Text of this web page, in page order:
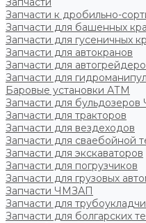
Запчасти к дробильно-
Запчасти для башенных
Запчасти для гусеничных
Запчасти для автокранов
Запчасти для
Запчасти для
Баровые установки АТМ
Запчасти для бульдозеров
Запчасти для тракторов
Запчасти для вездеходов
Запчасти для сваебойной
Запчасти для экскаваторов
Запчасти для погрузчиков
Запчасти для грузовых
Запчасти ЧМЗАП
Запчасти для
Запчасти для болгарских